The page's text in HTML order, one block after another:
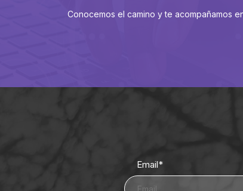
Conocemos el camino y te acompañamos
Email*